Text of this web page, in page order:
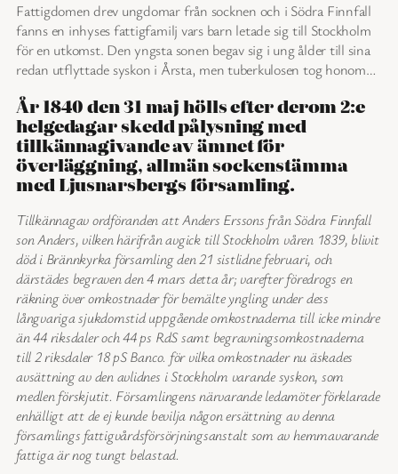
Fattigdomen drev ungdomar från socknen och i Södra Finnfall
fanns en inhyses fattigfamilj vars barn letade sig till Stockholm
för en utkomst. Den yngsta sonen begav sig i ung ålder till sina
redan utflyttade syskon i Årsta, men tuberkulosen tog honom…
År 1840 den 31 maj hölls efter derom 2:e
helgedagar skedd pålysning med
tillkännagivande av ämnet för
överläggning, allmän sockenstämma
med Ljusnarsbergs församling.
Tillkännagav ordföranden att Anders Erssons från Södra Finnfall
son Anders, vilken härifrån avgick till Stockholm våren 1839, blivit
död i Brännkyrka församling den 21 sistlidne februari, och
därstädes begraven den 4 mars detta år; varefter föredrogs en
räkning över omkostnader för bemälte yngling under dess
långvariga sjukdomstid uppgående omkostnaderna till icke mindre
än 44 riksdaler och 44 ps RdS samt begravningsomkostnaderna
till 2 riksdaler 18 pS Banco. för vilka omkostnader nu äskades
avsättning av den avlidnes i Stockholm varande syskon, som
medlen förskjutit. Församlingens närvarande ledamöter förklarade
enhälligt att de ej kunde bevilja någon ersättning av denna
församlings fattigvårdsförsörjningsanstalt som av hemmavarande
fattiga är nog tungt belastad.